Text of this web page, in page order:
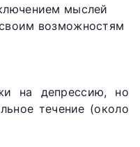
мыслей
возможностям
на депрессию, но
течение (около